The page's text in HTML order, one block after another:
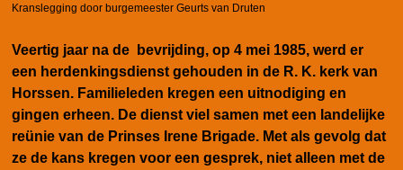
Kranslegging door burgemeester Geurts van Druten
Veertig jaar na de bevrijding, op 4 mei 1985, werd er
een herdenkingsdienst gehouden in de R. K. kerk van
Horssen. Familieleden kregen een uitnodiging en
gingen erheen. De dienst viel samen met een landelijke
reünie van de Prinses Irene Brigade. Met als gevolg dat
ze de kans kregen voor een gesprek, niet alleen met de